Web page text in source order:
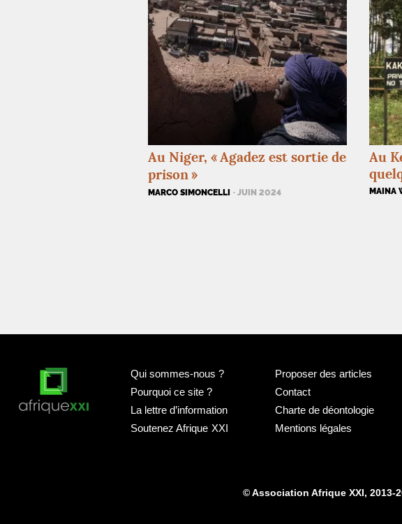
Au Niger, «Agadez est sortie de
prison »
MARCO SIMONCELLI · JUIN 2024
Au
MAINA
Qui sommes-nous ?
Pourquoi ce site ?
La lettre d’information
Soutenez Afrique XXI
Proposer des articles
Contact
Charte de déontologie
Mentions légales
© Association Afrique XXI, 2013-